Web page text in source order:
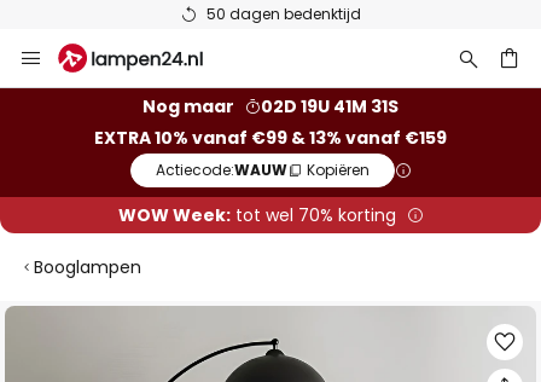
50 dagen bedenktijd
naar
Nog maar
02D 19U 41M 30S
EXTRA 10% vanaf €99 & 13% vanaf €159
Actiecode:WAUW Kopiëren
WOW Week:tot wel 70% korting
Booglampen
Ga